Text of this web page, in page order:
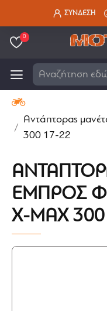
ΣΥΝΔΕΣΗ
0
Αναζήτηση
Αντάπτορας
300 17-22
ΕΜΠΡΌΣ
X-MAX